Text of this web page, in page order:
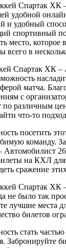
Спартак ХК
удобной
и удобный
спортивный
место, которое
всего в
Спартак ХК –
матча.
с
различным
что-то
посетить
команду.
на КХЛ для
сражение
Спартак ХК
не было так
лучшие места
билетов
стать
Забронируйте